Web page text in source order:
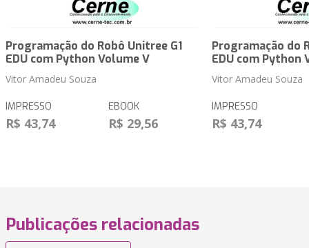
Programação do Robô Unitree G1
EDU com Python Volume V
Vitor Amadeu Souza
IMPRESSO
R$ 43,74
EBOOK
R$ 29,56
Programação do
EDU com Python
Vitor Amadeu Souza
IMPRESSO
R$ 43,74
Publicações relacionadas